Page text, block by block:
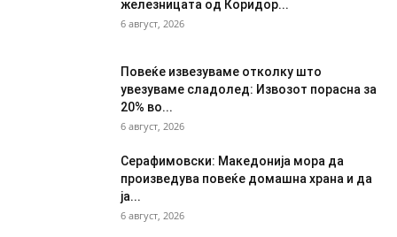
железницата од Коридор...
6 август, 2026
Повеќе извезуваме отколку што
увезуваме сладолед: Извозот порасна за
20% во...
6 август, 2026
Серафимовски: Македонија мора да
произведува повеќе домашна храна и да
ја...
6 август, 2026